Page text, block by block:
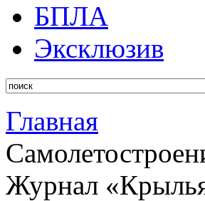
БПЛА
Эксклюзив
Главная
Журнал